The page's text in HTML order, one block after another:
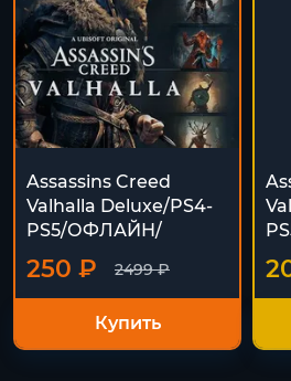
Assassins Creed
Valhalla Deluxe/PS4-
PS5/ОФЛАЙН/
2499 ₽
250 ₽
Купить